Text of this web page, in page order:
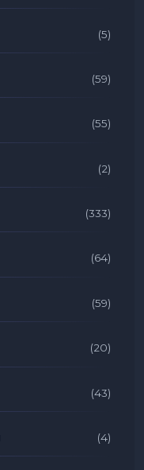
(5)
(59)
(55)
(2)
(333)
(64)
(59)
(20)
(43)
(4)